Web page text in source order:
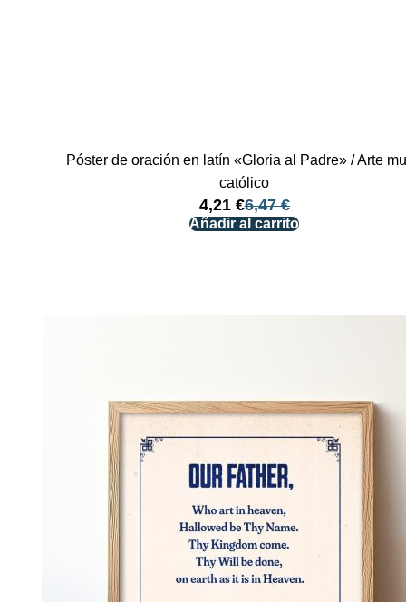
Póster de oración en latín «Gloria al Padre» / Arte
católico
6,47€
4,21 €
Añadir al carrito